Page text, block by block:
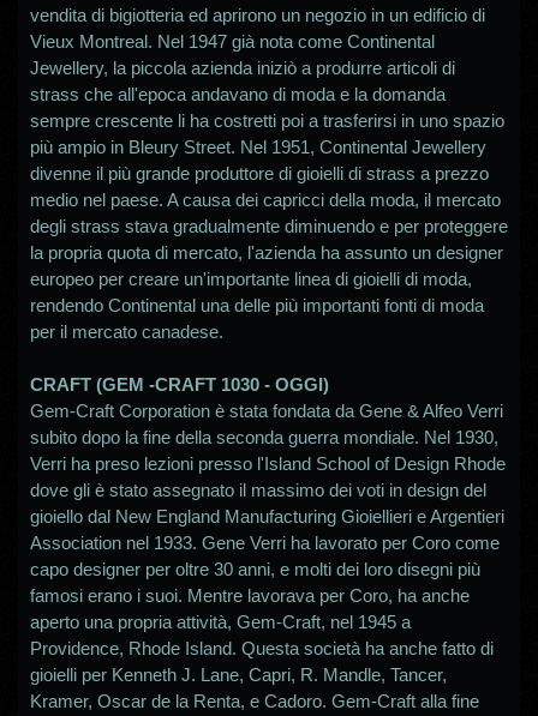
vendita di bigiotteria ed aprirono un negozio in un edificio di
Vieux Montreal. Nel 1947 già nota come Continental
Jewellery, la piccola azienda iniziò a produrre articoli di
strass che all'epoca andavano di moda e la domanda
sempre crescente li ha costretti poi a trasferirsi in uno spazio
più ampio in Bleury Street. Nel 1951, Continental Jewellery
divenne il più grande produttore di gioielli di strass a prezzo
medio nel paese. A causa dei capricci della moda, il mercato
degli strass stava gradualmente diminuendo e per proteggere
la propria quota di mercato, l'azienda ha assunto un designer
europeo per creare un'importante linea di gioielli di moda,
rendendo Continental una delle più importanti fonti di moda
per il mercato canadese.
CRAFT (GEM -CRAFT 1030 - OGGI)
Gem-Craft Corporation è stata fondata da Gene & Alfeo Verri
subito dopo la fine della seconda guerra mondiale. Nel 1930,
Verri ha preso lezioni presso l'Island School of Design Rhode
dove gli è stato assegnato il massimo dei voti in design del
gioiello dal New England Manufacturing Gioiellieri e Argentieri
Association nel 1933. Gene Verri ha lavorato per Coro come
capo designer per oltre 30 anni, e molti dei loro disegni più
famosi erano i suoi. Mentre lavorava per Coro, ha anche
aperto una propria attività, Gem-Craft, nel 1945 a
Providence, Rhode Island. Questa società ha anche fatto di
gioielli per Kenneth J. Lane, Capri, R. Mandle, Tancer,
Kramer, Oscar de la Renta, e Cadoro. Gem-Craft alla fine